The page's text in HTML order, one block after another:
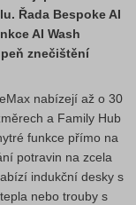
Řada Bespoke AI
AI Wash
znečištění
nabízejí až o 30
a Family Hub
funkce přímo na
potravin na zcela
indukční desky s
nebo trouby s